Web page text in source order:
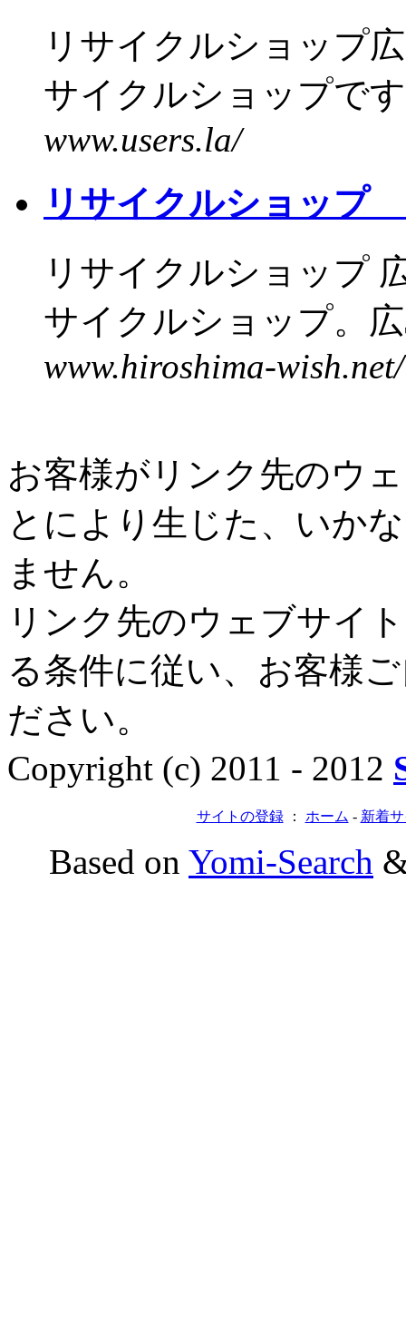
リサイクルショップ
サイクルショップで
www.users.la/
リサイクルショッ
リサイクルショップ
サイクルショップ。
www.hiroshima-wish.net/
お客様がリンク先のウ
とにより生じた、いか
ません。
リンク先のウェブサイ
る条件に従い、お客様
ださい。
Copyright (c) 2011 - 2012
サイトの登録： ホーム - 新着
Based on Yomi-Search